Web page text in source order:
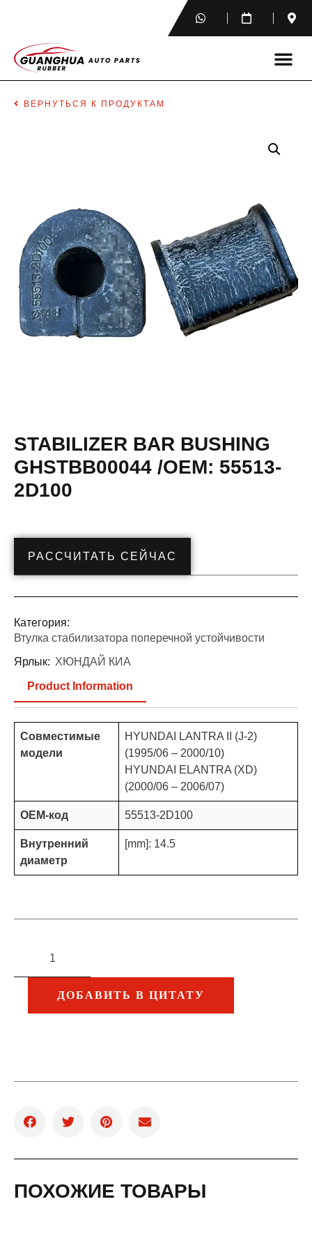
ВЕРНУТЬСЯ К ПРОДУКТАМ
STABILIZER BAR BUSHING
GHSTBB00044 /OEM: 55513-
2D100
РАССЧИТАТЬ СЕЙЧАС
Категория:
Втулка стабилизатора поперечной устойчивости
Ярлык: ХЮНДАЙ КИА
Product Information
Совместимые
модели
HYUNDAI LANTRA II (J-2)
(1995/06 – 2000/10)
HYUNDAI ELANTRA (XD)
(2000/06 – 2006/07)
OEM-код 55513-2D100
Внутренний
диаметр
[mm]: 14.5
ДОБАВИТЬ В ЦИТАТУ
ПОХОЖИЕ ТОВАРЫ